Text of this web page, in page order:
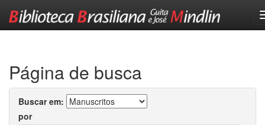
Página de busca
Buscar em:
por